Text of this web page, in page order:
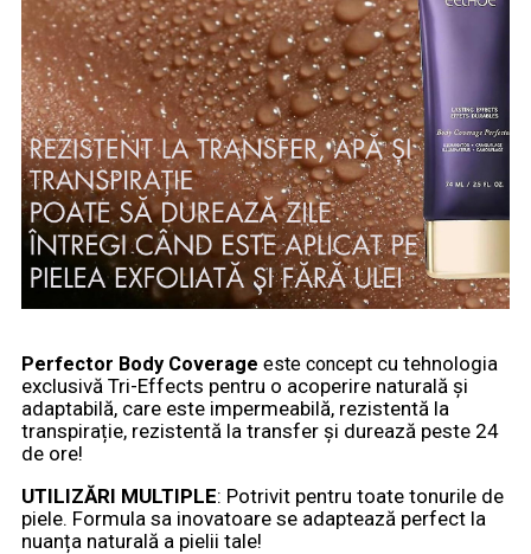
Perfector Body Coverage este concept cu tehnologia
exclusivă Tri-Effects pentru o acoperire naturală și
adaptabilă, care este impermeabilă, rezistentă la
transpirație, rezistentă la transfer și durează peste 24
de ore!
UTILIZĂRI MULTIPLE: Potrivit pentru toate tonurile de
piele. Formula sa inovatoare se adaptează perfect la
nuanța naturală a pielii tale!